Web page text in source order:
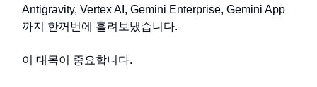
Antigravity, Vertex AI, Gemini Enterprise, Gemini App
까지 한꺼번에 흘려보냈습니다.
이 대목이 중요합니다.